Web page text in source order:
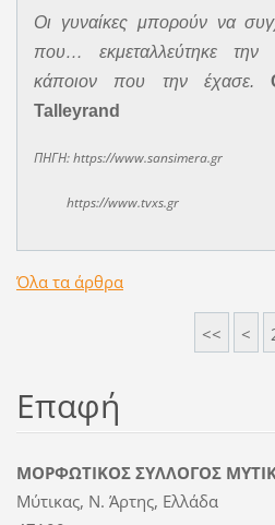
Οι γυναίκες μπορούν να
που… εκμεταλλεύτηκε την
κάποιον που την έχασε.
Talleyrand
ΠΗΓΗ: https://www.sansimera.gr
https://www.tvxs.gr
Όλα τα άρθρα
<< <
Επαφή
ΜΟΡΦΩΤΙΚΟΣ ΣΥΛΛΟΓΟΣ
Μύτικας, Ν. Άρτης, Ελλάδα